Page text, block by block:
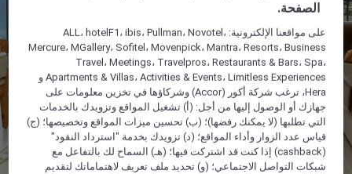
الصفحة.
على مواقعنا الإلكترونية: ALL، hotelF1، ibis، Pullman، Novotel،
Mercure، MGallery، Sofitel، Movenpick، Mantra، Resorts، Business
Travel، Meetings، Travelpros، Restaurants & Bars، Spa،
Apartments & Villas، Activities & Events، Limitless Experiences و
Hera، ترغب شركة أكور (Accor) وشركاؤها في تخزين معلومات على
جهازك أو الوصول إليها من أجل: (أ) تشغيل المواقع وتزويدك بالخدمات
التي تطلبها (لا يمكنك رفضها)؛ (ب) تحسين ميزات المواقع وتخصيصها؛ (ج)
قياس عدد الزوار وأداء المواقع؛ (د) تزويدك بخدمة "استرداد النقود"
(cashback) إذا كنت قد اشتركت فيها؛ (هـ) السماح لك بالتفاعل مع
شبكات التواصل الاجتماعي؛ (و) تحديد ملف تعريف لاهتماماتك لتقديم